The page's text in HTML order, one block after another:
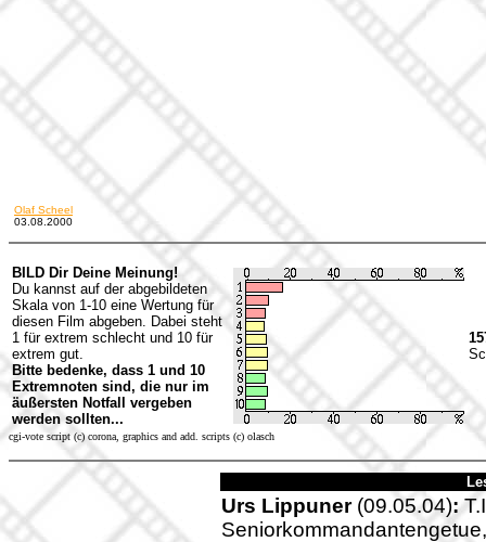
Olaf Scheel
03.08.2000
BILD Dir Deine Meinung!
Du kannst auf der abgebildeten
Skala von 1-10 eine Wertung für
diesen Film abgeben. Dabei steht
1 für extrem schlecht und 10 für
extrem gut.
Bitte bedenke, dass 1 und 10
Extremnoten sind, die nur im
äußersten Notfall vergeben
werden sollten...
cgi-vote script (c) corona, graphics and add. scripts (c) olasch
Urs Lippuner(09.05.04):